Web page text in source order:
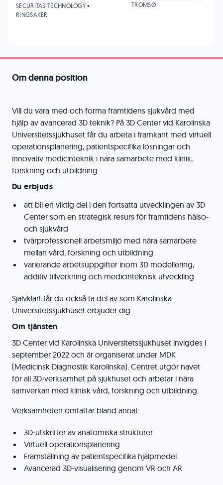
Om denna position
Vill du vara med och forma framtidens sjukvård med
hjälp av avancerad 3D teknik? På 3D Center vid Karolinska
Universitetssjukhuset får du arbeta i framkant med virtuell
operationsplanering, patientspecifika lösningar och
innovativ medicinteknik i nära samarbete med klinik,
forskning och utbildning.
Du erbjuds
att bli en viktig del i den fortsatta utvecklingen av 3D
Center som en strategisk resurs för framtidens hälso-
och sjukvård
tvärprofessionell arbetsmiljö med nära samarbete
mellan vård, forskning och utbildning
varierande arbetsuppgifter inom 3D modellering,
additiv tillverkning och medicinteknisk utveckling
Självklart får du också ta del av som Karolinska
Universitetssjukhuset erbjuder dig.
Om tjänsten
3D Center vid Karolinska Universitetssjukhuset invigdes i
september 2022 och är organiserat under MDK
(Medicinsk Diagnostik Karolinska). Centret utgör navet
för all 3D‑verksamhet på sjukhuset och arbetar i nära
samverkan med klinisk vård, forskning och utbildning.
Verksamheten omfattar bland annat:
3D‑utskrifter av anatomiska strukturer
Virtuell operationsplanering
Framställning av patientspecifika hjälpmedel
Avancerad 3D‑visualisering genom VR och AR
SECURITAS TECHNOLOGY •
RINGSAKER
TROMSØ